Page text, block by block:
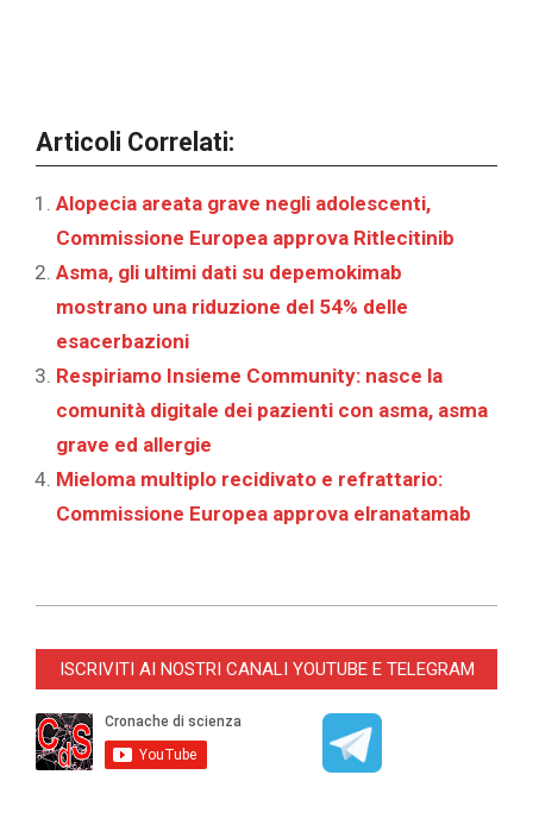
Articoli Correlati:
Alopecia areata grave negli adolescenti,
Commissione Europea approva Ritlecitinib
Asma, gli ultimi dati su depemokimab
mostrano una riduzione del 54% delle
esacerbazioni
Respiriamo Insieme Community: nasce la
comunità digitale dei pazienti con asma, asma
grave ed allergie
Mieloma multiplo recidivato e refrattario:
Commissione Europea approva elranatamab
02-
ISCRIVITI AI NOSTRI CANALI YOUTUBE E TELEGRAM